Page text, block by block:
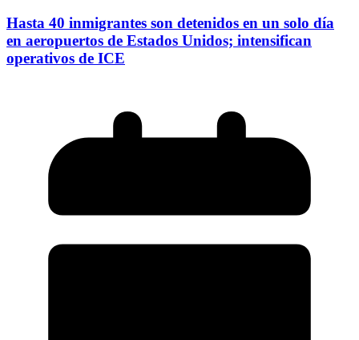
Hasta 40 inmigrantes son detenidos en un solo día
en aeropuertos de Estados Unidos; intensifican
operativos de ICE